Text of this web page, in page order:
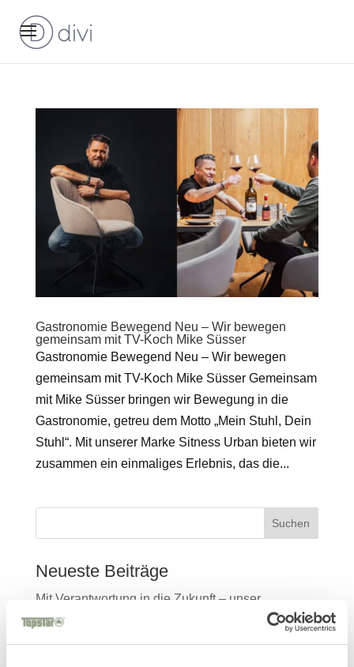
Gastronomie Bewegend Neu – Wir bewegen
gemeinsam mit TV-Koch Mike Süsser
Gastronomie Bewegend Neu – Wir bewegen
gemeinsam mit TV-Koch Mike Süsser Gemeinsam
mit Mike Süsser bringen wir Bewegung in die
Gastronomie, getreu dem Motto „Mein Stuhl, Dein
Stuhl“. Mit unserer Marke Sitness Urban bieten wir
zusammen ein einmaliges Erlebnis, das die...
Suchen
Neueste Beiträge
Mit Verantwortung in die Zukunft – unser
Nachhaltigkeitsbericht 2025 ist da!
Salone del Mobile Milano 2026